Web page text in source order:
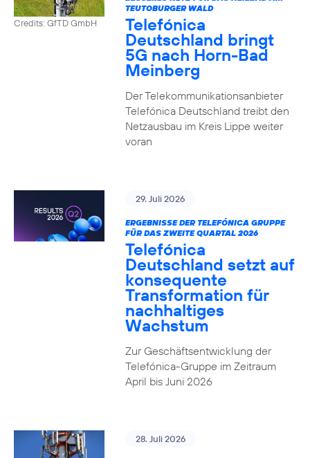
Credits: GfTD GmbH
TEUTOBURGER WALD
Telefónica
Deutschland bringt
5G nach Horn-Bad
Meinberg
Der Telekommunikationsanbieter
Telefónica Deutschland treibt den
Netzausbau im Kreis Lippe weiter
voran
29. Juli 2026
ERGEBNISSE DER TELEFÓNICA GRUPPE
FÜR DAS ZWEITE QUARTAL 2026
Telefónica
Deutschland setzt auf
konsequente
Transformation für
nachhaltiges
Wachstum
Zur Geschäftsentwicklung der
Telefónica-Gruppe im Zeitraum
April bis Juni 2026
28. Juli 2026